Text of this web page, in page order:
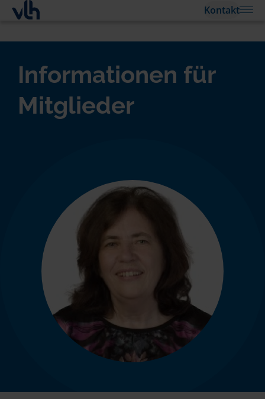
Kontakt
Informationen für
Mitglieder